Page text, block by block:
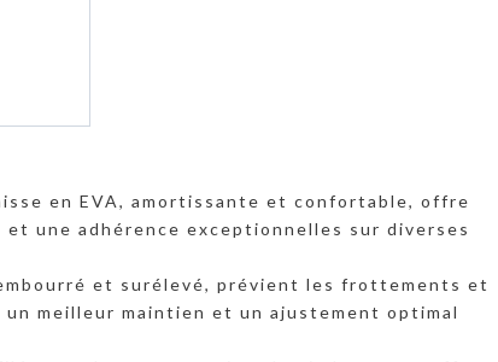
en EVA, amortissante et confortable, offre
une adhérence exceptionnelles sur diverses
et surélevé, prévient les frottements et
meilleur maintien et un ajustement optimal